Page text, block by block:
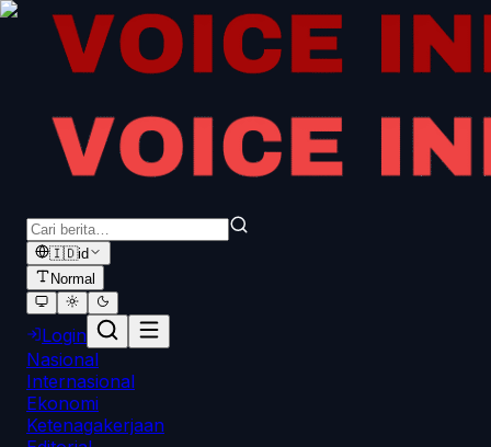
🇮🇩id
Normal
Login
Nasional
Internasional
Ekonomi
Ketenagakerjaan